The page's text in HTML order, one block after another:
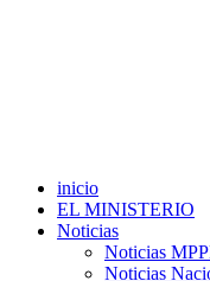
inicio
EL MINISTERIO
Noticias
Noticias
Noticias